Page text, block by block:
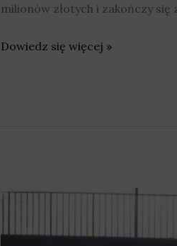
milionów złotych i zakończy się
Dowiedz się więcej »
Rozpoczyna
przebudowa